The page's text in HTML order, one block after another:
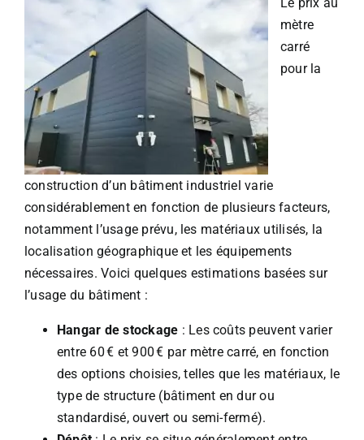
mètre
carré
pour la
construction d’un bâtiment industriel varie
considérablement en fonction de plusieurs facteurs,
notamment l’usage prévu, les matériaux utilisés, la
localisation géographique et les équipements
nécessaires. Voici quelques estimations basées sur
l’usage du bâtiment :
Hangar de stockage : Les coûts peuvent varier
entre 60 € et 900 € par mètre carré, en fonction
des options choisies, telles que les matériaux, le
type de structure (bâtiment en dur ou
standardisé, ouvert ou semi-fermé).